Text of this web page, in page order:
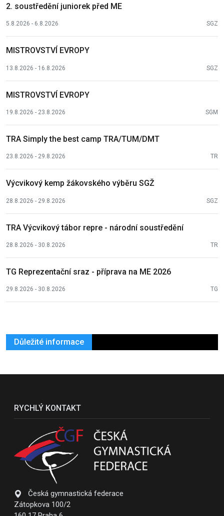
2. soustředění juniorek před ME
5.8.2026 - 6.8.2026 SGZ
MISTROVSTVÍ EVROPY
13.8.2026 - 16.8.2026 SGZ
MISTROVSTVÍ EVROPY
19.8.2026 - 23.8.2026 SGM
TRA Simply the best camp TRA/TUM/DMT
23.8.2026 - 29.8.2026 TR
Výcvikový kemp žákovského výběru SGŽ
28.8.2026 - 29.8.2026 SGZ
TRA Výcvikový tábor repre - národní soustředění
28.8.2026 - 30.8.2026 TR
TG Reprezentační sraz - příprava na ME 2026
29.8.2026 - 30.8.2026 TG
Důležité informace
RYCHLÝ KONTAKT
Česká gymnastická federace
Zátopkova 100/2